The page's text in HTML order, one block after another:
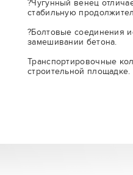
?Чугунный венец
стабильную
?Болтовые соединения
замешивании бетона.
Транспортировочные
строительной площадке.